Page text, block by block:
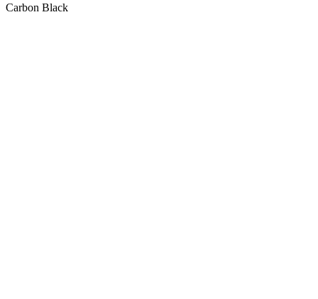
Carbon Black